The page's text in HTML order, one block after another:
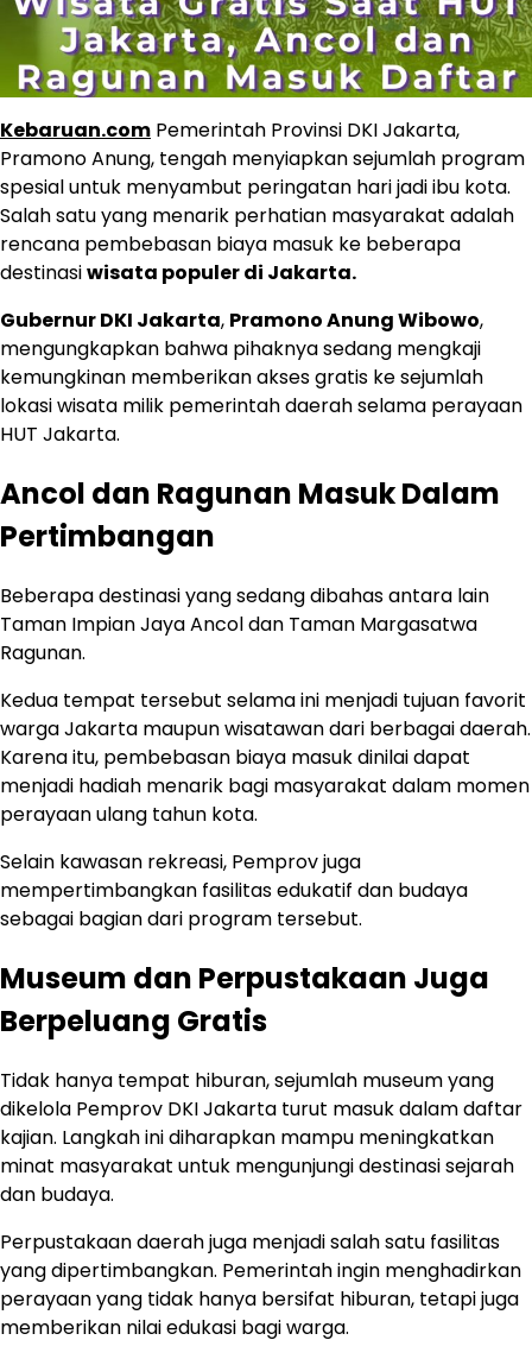
Kebaruan.com Pemerintah Provinsi DKI Jakarta,
Pramono Anung, tengah menyiapkan sejumlah program
spesial untuk menyambut peringatan hari jadi ibu kota.
Salah satu yang menarik perhatian masyarakat adalah
rencana pembebasan biaya masuk ke beberapa
destinasiwisata populer di Jakarta.
Gubernur DKI Jakarta, Pramono Anung Wibowo,
mengungkapkan bahwa pihaknya sedang mengkaji
kemungkinan memberikan akses gratis ke sejumlah
lokasi wisata milik pemerintah daerah selama perayaan
HUT Jakarta.
Ancol dan Ragunan Masuk Dalam
Pertimbangan
Beberapa destinasi yang sedang dibahas antara lain
Taman Impian Jaya Ancol dan Taman Margasatwa
Ragunan.
Kedua tempat tersebut selama ini menjadi tujuan favorit
warga Jakarta maupun wisatawan dari berbagai daerah.
Karena itu, pembebasan biaya masuk dinilai dapat
menjadi hadiah menarik bagi masyarakat dalam momen
perayaan ulang tahun kota.
Selain kawasan rekreasi, Pemprov juga
mempertimbangkan fasilitas edukatif dan budaya
sebagai bagian dari program tersebut.
Museum dan Perpustakaan Juga
Berpeluang Gratis
Tidak hanya tempat hiburan, sejumlah museum yang
dikelola Pemprov DKI Jakarta turut masuk dalam daftar
kajian. Langkah ini diharapkan mampu meningkatkan
minat masyarakat untuk mengunjungi destinasi sejarah
dan budaya.
Perpustakaan daerah juga menjadi salah satu fasilitas
yang dipertimbangkan. Pemerintah ingin menghadirkan
perayaan yang tidak hanya bersifat hiburan, tetapi juga
memberikan nilai edukasi bagi warga.